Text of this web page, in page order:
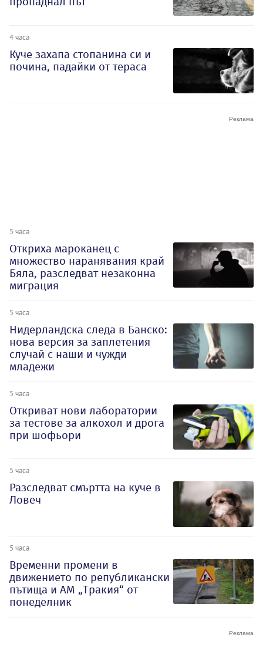
4 часа
Куче захапа стопанина си и
почина, падайки от тераса
5 часа
Откриха мароканец с
множество наранявания край
Бяла, разследват незаконна
миграция
5 часа
Нидерландска следа в Банско:
нова версия за заплетения
случай с наши и чужди
младежи
5 часа
Откриват нови лаборатории
за тестове за алкохол и дрога
при шофьори
5 часа
Разследват смъртта на куче в
Ловеч
5 часа
Временни промени в
движението по републикански
пътища и АМ „Тракия“ от
понеделник